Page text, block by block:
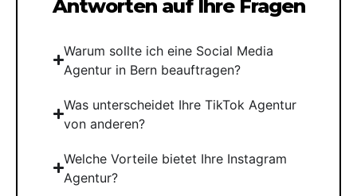
Antworten auf Ihre Fragen
Warum sollte ich eine Social Media
Agentur in Bern beauftragen?
Was unterscheidet Ihre TikTok Agentur
von anderen?
Welche Vorteile bietet Ihre Instagram
Agentur?